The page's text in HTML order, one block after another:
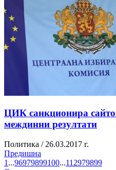
ЦИК санкционира
междинни резултати
Политика / 26.03.2017 г.
Предишна
1 ...96979899100...112979899